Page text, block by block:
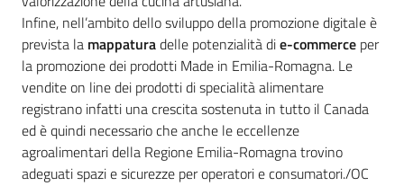
Infine, nell’ambito dello sviluppo della promozione digitale è
prevista la mappaturadelle potenzialità die-commerce per
la promozione dei prodotti Made in Emilia-Romagna. Le
vendite on line dei prodotti di specialità alimentare
registrano infatti una crescita sostenuta in tutto il Canada
ed è quindi necessario che anche le eccellenze
agroalimentari della Regione Emilia-Romagna trovino
adeguati spazi e sicurezze per operatori e consumatori./OC